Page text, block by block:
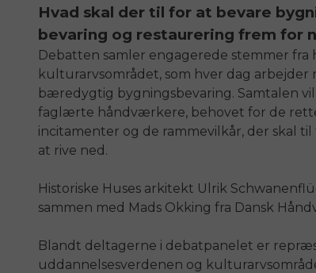
Hvad skal der til for at bevare
bevaring og restaurering frem for
Debatten samler engagerede stemmer fra
kulturarvsområdet, som hver dag
bæredygtig bygningsbevaring. Samtalen
faglærte håndværkere, behovet for de
incitamenter og de rammevilkår, der skal
at rive ned.
Historiske Huses arkitekt Ulrik
sammen med Mads Okking fra Dansk
Blandt deltagerne i debatpanelet er
uddannelsesverdenen og